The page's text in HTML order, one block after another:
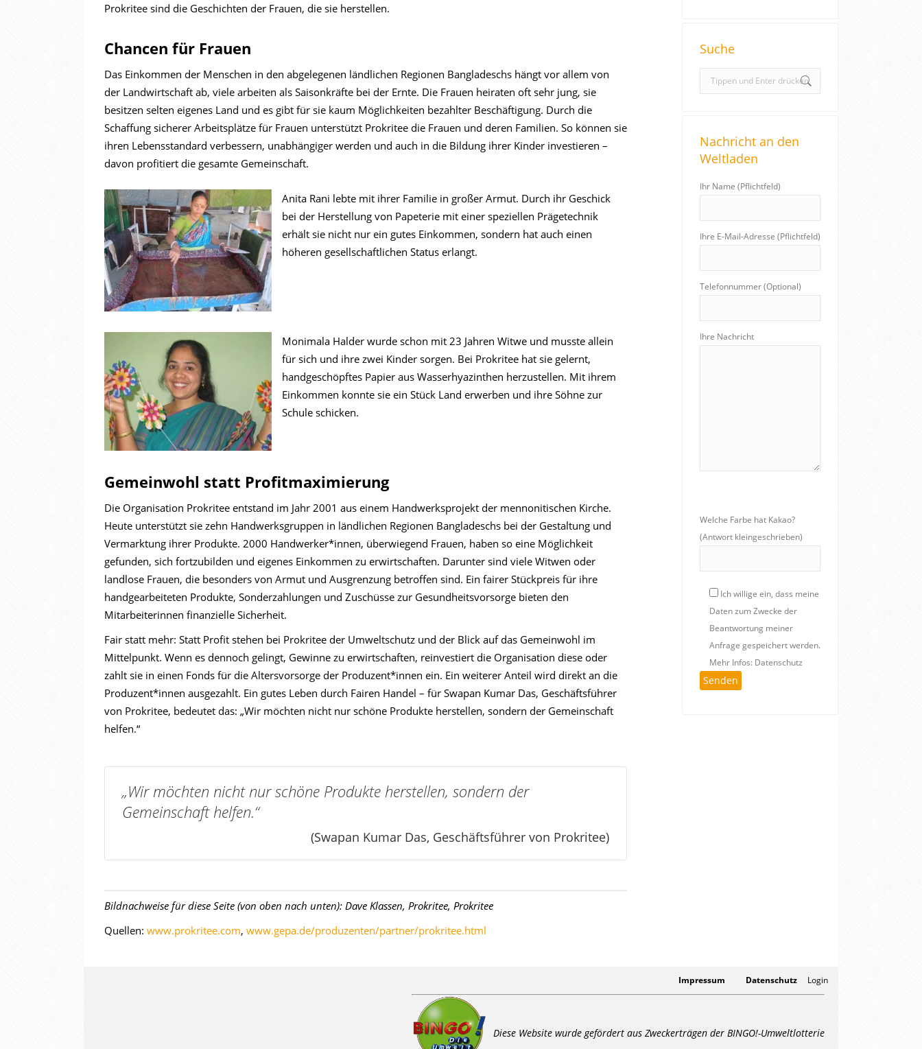
Prokritee sind die Geschichten der Frauen, die sie herstellen.
Chancen für Frauen
Das Einkommen der Menschen in den abgelegenen ländlichen Regionen Bangladeschs hängt vor allem von
der Landwirtschaft ab, viele arbeiten als Saisonkräfte bei der Ernte. Die Frauen heiraten oft sehr jung, sie
besitzen selten eigenes Land und es gibt für sie kaum Möglichkeiten bezahlter Beschäftigung. Durch die
Schaffung sicherer Arbeitsplätze für Frauen unterstützt Prokritee die Frauen und deren Familien. So können sie
ihren Lebensstandard verbessern, unabhängiger werden und auch in die Bildung ihrer Kinder investieren –
davon profitiert die gesamte Gemeinschaft.
Anita Rani lebte mit ihrer Familie in großer Armut. Durch ihr Geschick
bei der Herstellung von Papeterie mit einer speziellen Prägetechnik
erhält sie nicht nur ein gutes Einkommen, sondern hat auch einen
höheren gesellschaftlichen Status erlangt.
Monimala Halder wurde schon mit 23 Jahren Witwe und musste allein
für sich und ihre zwei Kinder sorgen. Bei Prokritee hat sie gelernt,
handgeschöpftes Papier aus Wasserhyazinthen herzustellen. Mit ihrem
Einkommen konnte sie ein Stück Land erwerben und ihre Söhne zur
Schule schicken.
Gemeinwohl statt Profitmaximierung
Die Organisation Prokritee entstand im Jahr 2001 aus einem Handwerksprojekt der mennonitischen Kirche.
Heute unterstützt sie zehn Handwerksgruppen in ländlichen Regionen Bangladeschs bei der Gestaltung und
Vermarktung ihrer Produkte. 2000 Handwerker*innen, überwiegend Frauen, haben so eine Möglichkeit
gefunden, sich fortzubilden und eigenes Einkommen zu erwirtschaften. Darunter sind viele Witwen oder
landlose Frauen, die besonders von Armut und Ausgrenzung betroffen sind. Ein fairer Stückpreis für ihre
handgearbeiteten Produkte, Sonderzahlungen und Zuschüsse zur Gesundheitsvorsorge bieten den
Mitarbeiterinnen finanzielle Sicherheit.
Fair statt mehr: Statt Profit stehen bei Prokritee der Umweltschutz und der Blick auf das Gemeinwohl im
Mittelpunkt. Wenn es dennoch gelingt, Gewinne zu erwirtschaften, reinvestiert die Organisation diese oder
zahlt sie in einen Fonds für die Altersvorsorge der Produzent*innen ein. Ein weiterer Anteil wird direkt an die
Produzent*innen ausgezahlt. Ein gutes Leben durch Fairen Handel – für Swapan Kumar Das, Geschäftsführer
von Prokritee, bedeutet das: „Wir möchten nicht nur schöne Produkte herstellen, sondern der Gemeinschaft
helfen.“
„Wir möchten nicht nur schöne Produkte herstellen, sondern der
Gemeinschaft helfen.“
(Swapan Kumar Das, Geschäftsführer von Prokritee)
Bildnachweise für diese Seite (von oben nach unten): Dave Klassen, Prokritee, Prokritee
Quellen: www.prokritee.com, www.gepa.de/produzenten/partner/prokritee.html
Suche
e
c
h
Nachricht an den
Weltladen
Ihr Name (Pflichtfeld)
Ihre E-Mail-Adresse (Pflichtfeld)
Telefonnummer (Optional)
Ihre Nachricht
Welche Farbe hat Kakao?
(Antwort kleingeschrieben)
Ich willige ein, dass meine
Daten zum Zwecke der
Beantwortung meiner
Anfrage gespeichert werden.
Mehr Infos: Datenschutz
Impressum Datenschutz Login
Diese Website wurde gefördert aus Zweckerträgen der BINGO!-Umweltlotterie